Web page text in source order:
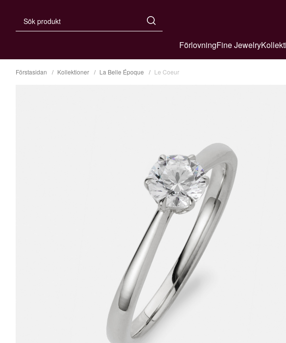
FörlovningFine Jewelry
Förstasidan Kollektioner La Belle Époque Le Coeur